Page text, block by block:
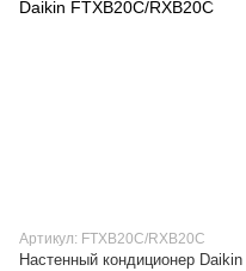
Артикул: FTXB20C/RXB20C
Настенный кондиционер Daikin